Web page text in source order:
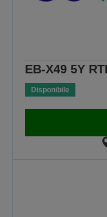
EB-X49 5Y
Disponibile